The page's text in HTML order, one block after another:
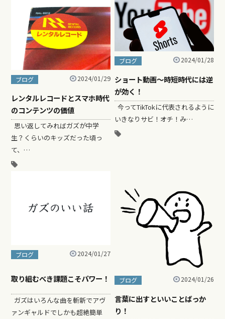
ブログ 2024/01/29
レンタルレコードとスマホ時代
のコンテンツの価値
思い返してみればガズが中学
生？くらいのキッズだった頃っ
て、…
ブログ 2024/01/28
ショート動画〜時短時代には逆
が効く！
今ってTikTokに代表されるように
いきなりサビ！オチ！み…
ブログ 2024/01/27
取り組むべき課題こそパワー！
ガズはいろんな曲を斬新でアヴ
ァンギャルドでしかも超絶簡単
ブログ 2024/01/26
言葉に出すといいことばっか
り！